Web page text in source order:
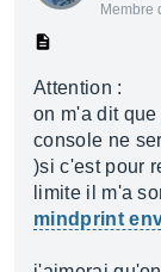
Membre
Attention :
on m'a dit
console ne
)si c'est pour
limite il m'a
mindprint